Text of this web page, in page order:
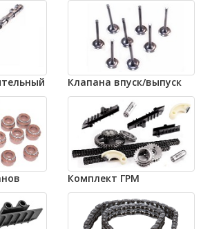
Клапана впуск/выпуск
Комплект ГРМ